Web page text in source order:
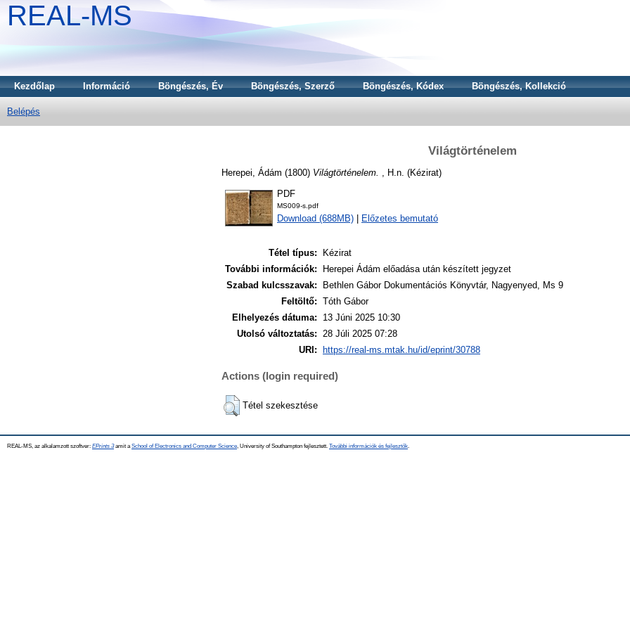
REAL-MS
Kezdőlap Információ Böngészés, Év Böngészés, Szerző Böngészés, Kódex Böngészés, Kollekció
Belépés
Világtörténelem
Herepei, Ádám (1800) Világtörténelem. , H.n. (Kézirat)
PDF
MS009-s.pdf
Download (688MB) Előzetes bemutató
Tétel típus:
Kézirat
További információk:
Herepei Ádám előadása után készített jegyzet
Szabad kulcsszavak:
Bethlen Gábor Dokumentációs Könyvtár, Nagyenyed, Ms 9
Feltöltő: Tóth Gábor
Elhelyezés dátuma:
13 Júni 2025 10:30
Utolsó változtatás: 28 Júli 2025 07:28
URI:
https://real-ms.mtak.hu/id/eprint/30788
Actions (login required)
Tétel szekesztése
REAL-MS, az alkalamzott szoftver: EPrints 3amit a School of Electronics and Computer Science , University of Southampton fejlesztett. További információk és fejlesztők